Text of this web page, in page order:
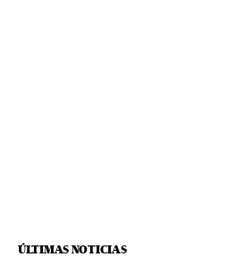
ÚLTIMAS NOTICIAS